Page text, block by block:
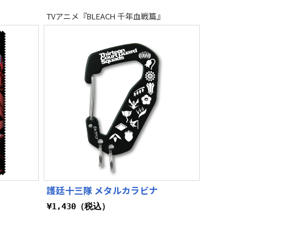
TVアニメ『BLEACH 千年血戦篇』
護廷十三隊 メタルカラビナ
¥1,430（税込）